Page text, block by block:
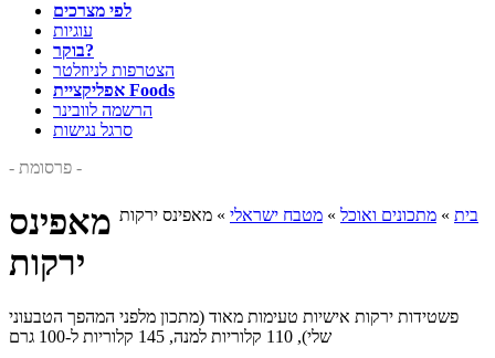
לפי מצרכים
עוגיות
בוקר?
הצטרפות לניוזלטר
אפליקציית Foods
הרשמה לוובינר
סרגל נגישות
- פרסומת -
בית » מתכונים ואוכל » מטבח ישראלי » מאפינס ירקות מאפינס
ירקות
פשטידות ירקות אישיות טעימות מאוד (מתכון מלפני המהפך הטבעוני
שלי), 110 קלוריות למנה, 145 קלוריות ל-100 גרם